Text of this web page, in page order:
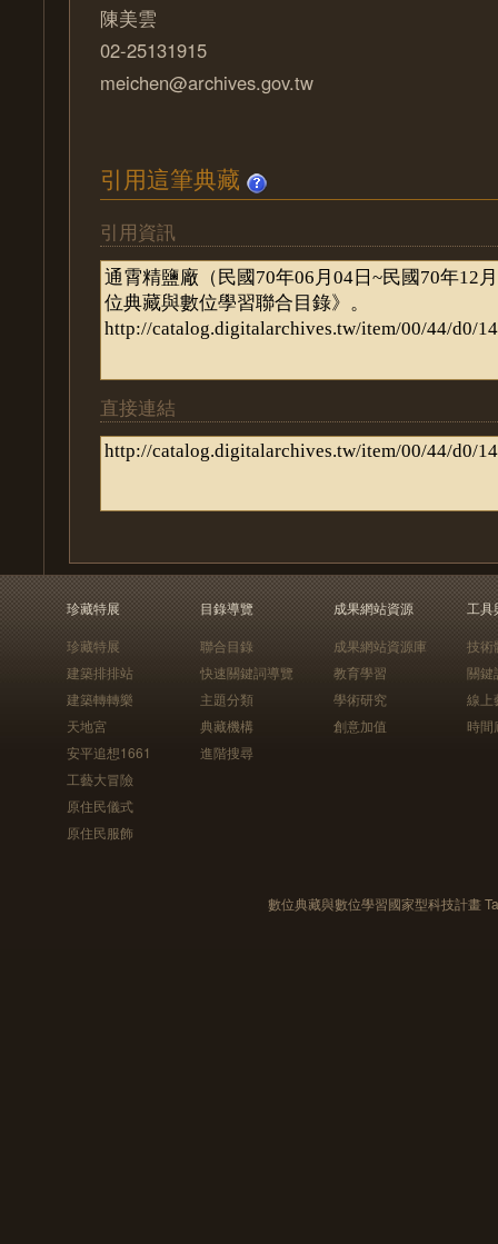
陳美雲
02-25131915
meichen@archives.gov.tw
引用這筆典藏
引用資訊
直接連結
珍藏特展
珍藏特展
建築排排站
建築轉轉樂
天地宮
安平追想1661
工藝大冒險
原住民儀式
原住民服飾
目錄導覽
聯合目錄
快速關鍵詞導覽
主題分類
典藏機構
進階搜尋
成果網站資源
成果網站資源庫
教育學習
學術研究
創意加值
工具
技術
關鍵
線上
時間
數位典藏與數位學習國家型科技計畫